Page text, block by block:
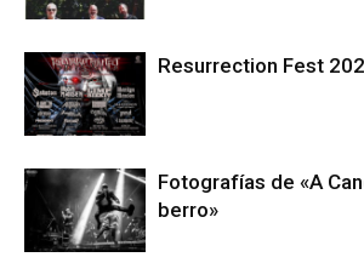
Resurrection Fest
Fotografías de «A
berro»